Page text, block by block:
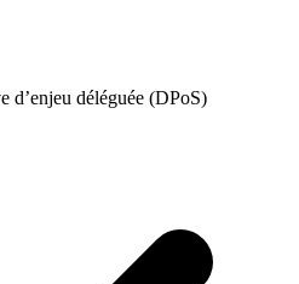
d’enjeu déléguée (DPoS)